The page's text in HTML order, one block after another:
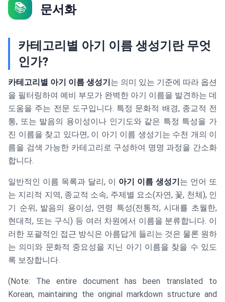
📚 문서화
카테고리별 아기 이름 생성기란 무엇
인가?
카테고리별 아기 이름 생성기는 의미 있는 기준에 따라 옵션
을 필터링하여 예비 부모가 완벽한 아기 이름을 발견하는 데
도움을 주는 전문 도구입니다. 특정 문화적 배경, 종교적 전
통, 또는 발음의 용이성이나 인기도와 같은 특정 특성을 가
진 이름을 찾고 있다면, 이 아기 이름 생성기는 수천 개의 이
름을 검색 가능한 카테고리로 구성하여 명명 과정을 간소화
합니다.
일반적인 이름 목록과 달리, 이 아기 이름 생성기는 언어 또
는 지리적 지역, 종교적 소속, 주제별 요소(자연, 꽃, 천체), 인
기 순위, 발음의 용이성, 연령 특성(전통적, 시대를 초월한,
현대적, 또는 구식) 등 여러 차원에서 이름을 분류합니다. 이
러한 포괄적인 접근 방식은 아름답게 들리는 것은 물론 원하
는 의미와 문화적 중요성을 지닌 아기 이름을 찾을 수 있도
록 보장합니다.
(Note: The entire document has been translated to
Korean, maintaining the original markdown structure and